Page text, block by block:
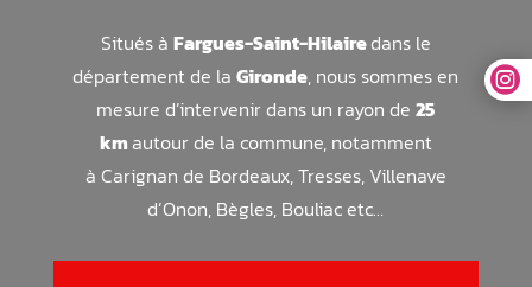
Situés à Fargues-Saint-Hilairedans le
département de la Gironde, nous sommes en
mesure d’intervenir dans un rayon de 25
km autour de la commune, notamment
à Carignan de Bordeaux, Tresses, Villenave
d’Onon, Bègles, Bouliac etc…
